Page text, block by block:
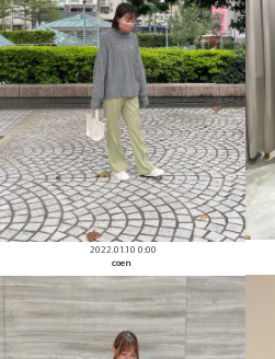
2022.01.10 0:00
coen